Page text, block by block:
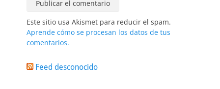
Este sitio usa Akismet para reducir el spam.
Aprende cómo se procesan los datos de tus
comentarios.
Feed desconocido